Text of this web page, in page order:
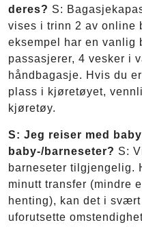
deres? S:
vises i trinn 2 av online
eksempel har en
passasjerer, 4 vesker i
håndbagasje. Hvis du
plass i kjøretøyet,
kjøretøy.
S: Jeg reiser med
baby-/barneseter? S:
barneseter tilgjengelig.
minutt transfer (mindre
henting), kan det i
uforutsette